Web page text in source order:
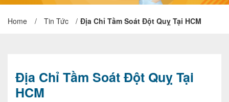
Home / Tin Tức / Địa Chỉ Tầm Soát Đột Quỵ Tại HCM
Địa Chỉ Tầm Soát Đột Quỵ Tại
HCM